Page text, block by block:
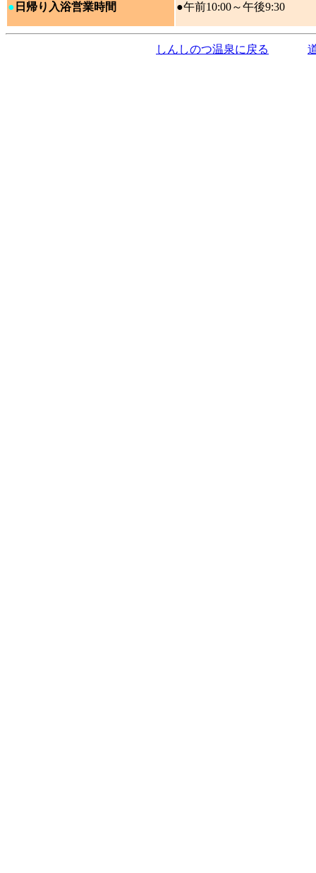
● 日帰り入浴営業時間 ●午前10:00～午後9:30
しんしのつ温泉に戻る